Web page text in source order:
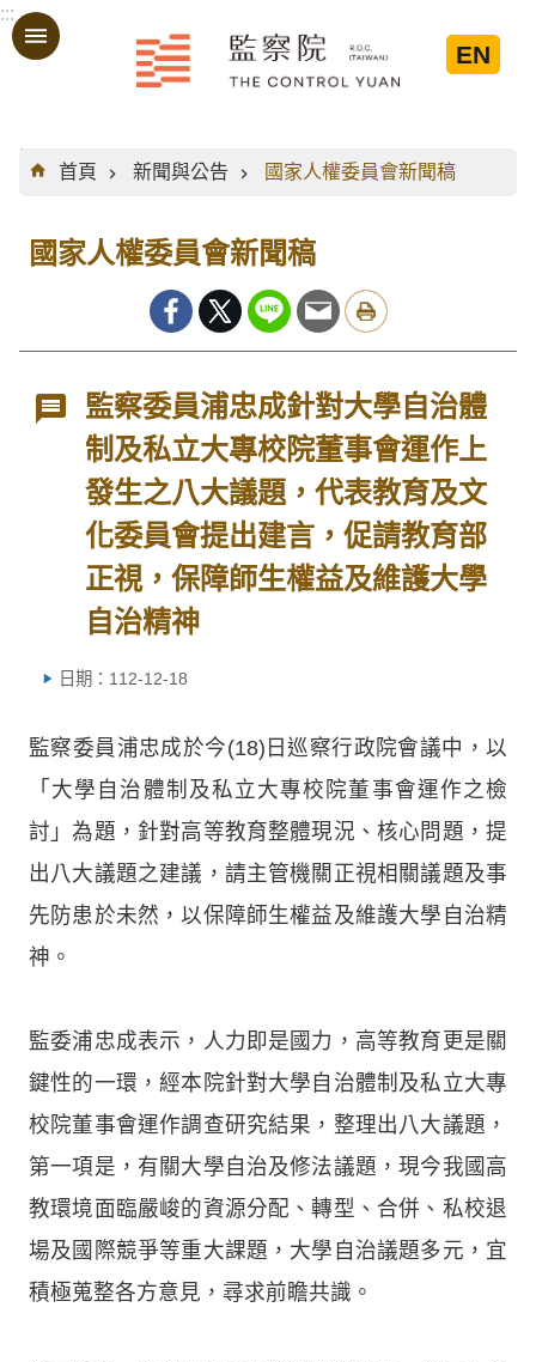
跳到主要內容區塊
:::
EN
:::
首頁
新聞與公告 國家人權委員會新聞稿
國家人權委員會新聞稿
監察委員浦忠成針對大學自治體
制及私立大專校院董事會運作上
發生之八大議題，代表教育及文
化委員會提出建言，促請教育部
正視，保障師生權益及維護大學
自治精神
日期：112-12-18
監察委員浦忠成於今(18)日巡察行政院會議中，以
「大學自治體制及私立大專校院董事會運作之檢
討」為題，針對高等教育整體現況、核心問題，提
出八大議題之建議，請主管機關正視相關議題及事
先防患於未然，以保障師生權益及維護大學自治精
神。
監委浦忠成表示，人力即是國力，高等教育更是關
鍵性的一環，經本院針對大學自治體制及私立大專
校院董事會運作調查研究結果，整理出八大議題，
第一項是，有關大學自治及修法議題，現今我國高
教環境面臨嚴峻的資源分配、轉型、合併、私校退
場及國際競爭等重大課題，大學自治議題多元，宜
積極蒐整各方意見，尋求前瞻共識。